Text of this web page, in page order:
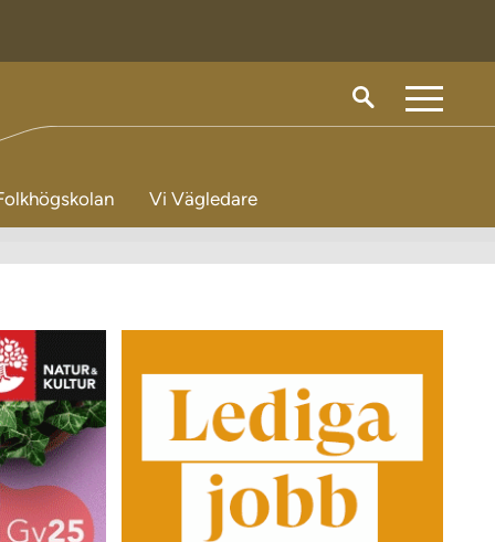
M
Vi Vägledare